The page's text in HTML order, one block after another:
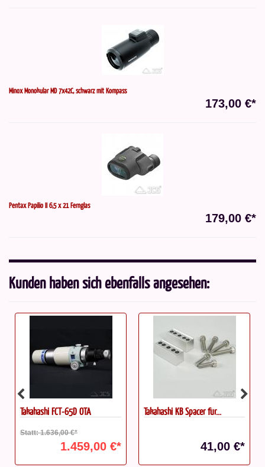
Minox Monokular MD 7x42C, schwarz mit Kompass
173,00 €*
Pentax Papilio II 6,5 x 21 Fernglas
179,00 €*
Kunden haben sich ebenfalls angesehen:
Takahashi FCT-65D OTA
Statt: 1.636,00 €*
1.459,00 €*
Takahashi KB Spacer für...
41,00 €*